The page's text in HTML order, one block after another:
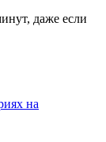
даже если
на